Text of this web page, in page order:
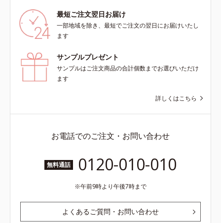
最短ご注文翌日お届け
一部地域を除き、最短でご注文の翌日にお届けいたし
ます
サンプルプレゼント
サンプルはご注文商品の合計個数までお選びいただけ
ます
詳しくはこちら
お電話でのご注文・お問い合わせ
無料通話 0120-010-010
午前9時より午後7時まで
よくあるご質問・お問い合わせ